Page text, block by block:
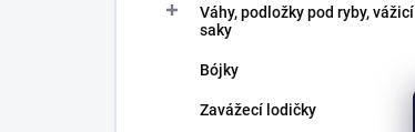
Váhy, podložky pod ryby, vážicí
saky
Bójky
Zavážecí lodičky